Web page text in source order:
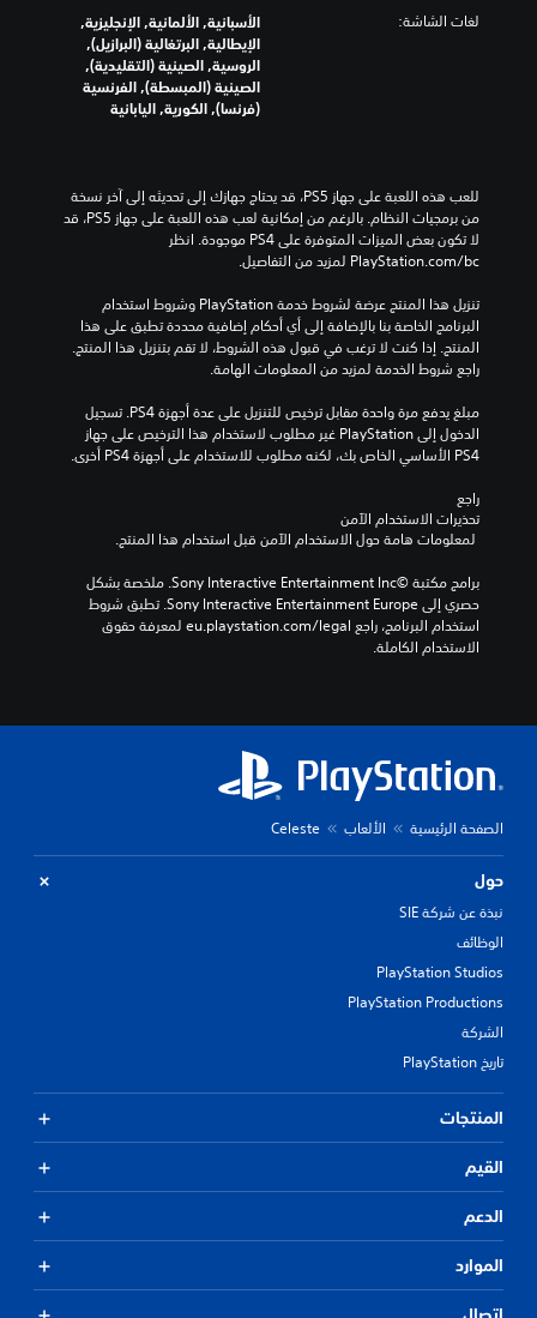
لغات الشاشة:
الأسبانية, الألمانية, الإنجليزية,
الإيطالية, البرتغالية (البرازيل),
الروسية, الصينية (التقليدية),
الصينية (المبسطة), الفرنسية
(فرنسا), الكورية, اليابانية
‎PlayStation.com/bc لمزيد من التفاصيل.
راجع شروط الخدمة لمزيد من المعلومات الهامة.
PS4 الأساسي الخاص بك، لكنه مطلوب للاستخدام على أجهزة PS4 أخرى.
راجع
تحذيرات الاستخدام الآمن
الاستخدام الكاملة.
الصفحة الرئيسية الألعاب Celeste
حول
نبذة عن شركة SIE
الوظائف
PlayStation Studios
PlayStation Productions
الشركة
تاريخ PlayStation
المنتجات
القيم
الدعم
الموارد